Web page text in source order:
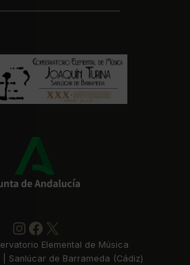
Instagram
https://
X
Elemental de Música
| Sanlúcar de Barrameda (Cádiz)